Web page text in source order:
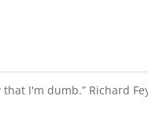
I'm dumb.” Richard